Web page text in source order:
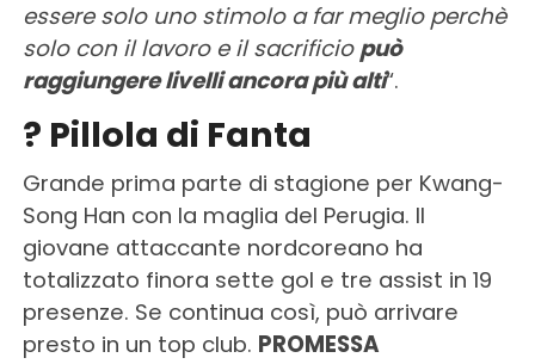
essere solo uno stimolo a far meglio perchè
solo con il lavoro e il sacrificio può
raggiungere livelli ancora più alti“.
? Pillola di Fanta
Grande prima parte di stagione per Kwang-
Song Han con la maglia del Perugia. Il
giovane attaccante nordcoreano ha
totalizzato finora sette gol e tre assist in 19
presenze. Se continua così, può arrivare
presto in un top club. PROMESSA